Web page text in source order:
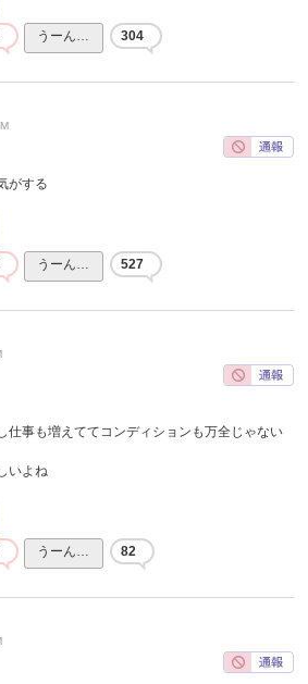
うーん… 304
がする
うーん… 527
仕事も増えててコンディションも万全じゃない
いよね
うーん… 82